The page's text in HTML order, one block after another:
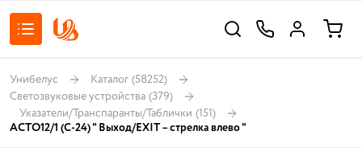
Унибелус Каталог (58252)
Светозвуковые устройства (379)
Указатели/Транспаранты/Таблички (151)
АСТО12/1 (C-24) " Выход/EXIT – стрелка влево "